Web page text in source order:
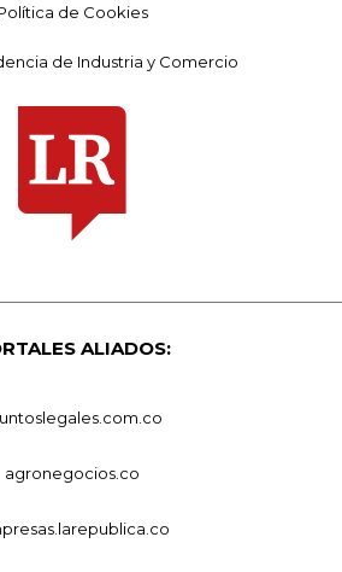
de Cookies
de Industria y Comercio
ALIADOS:
agronegocios.co